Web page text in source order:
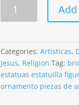
lavado
discípulos
acabado
en
alabastro
Categories:Artisticas,
Jesus, Religion Tag:
estatuas estatuilla
ornamento piezas de